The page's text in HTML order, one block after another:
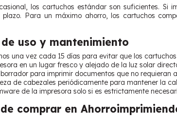
los cartuchos estándar son suficientes. Si
Para un máximo ahorro, los cartuchos
de uso y mantenimiento
una vez cada 15 días para evitar que los cartuchos
en un lugar fresco y alejado de la luz solar
para imprimir documentos que no requieran
de cabezales periódicamente para mantener la
de la impresora solo si es estrictamente
comprar en